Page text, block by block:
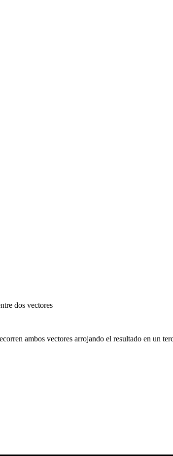
dos vectores
ambos vectores arrojando el resultado en un